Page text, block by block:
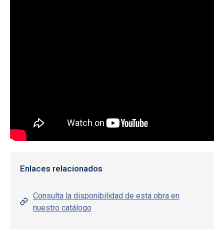
Enlaces relacionados
Consulta la disponibilidad de esta obra en
nuestro catálogo